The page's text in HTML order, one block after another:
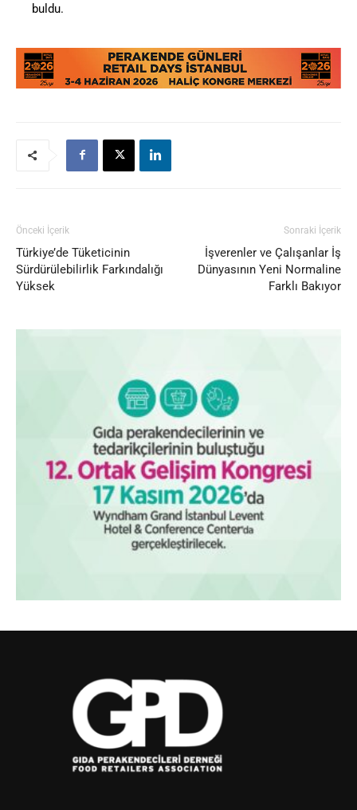
buldu.
Önceki İçerik
Türkiye’de Tüketicinin
Sürdürülebilirlik Farkındalığı
Yüksek
Sonraki İçerik
İşverenler ve Çalışanlar İş
Dünyasının Yeni Normaline
Farklı Bakıyor